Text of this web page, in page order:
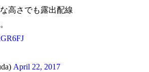
高さでも露出配線
April 22, 2017